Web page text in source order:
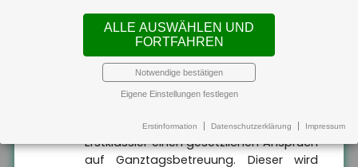
Recht auf
Ganztagsbetreuung
für Grundschulkinder
Ab dem 1. August 2026 haben
Erstklässler einen gesetzlichen Anspruch
auf Ganztagsbetreuung. Dieser wird
ALLE AUSWÄHLEN UND
FORTFAHREN
Notwendige bestätigen
Eigene Einstellungen festlegen
Erstinformation Datenschutzerklärung Impressum
MEHR
Hier finden Sie alle
Informationen dazu, wie
Sie Ihren Ruhestand
finanziell absichern